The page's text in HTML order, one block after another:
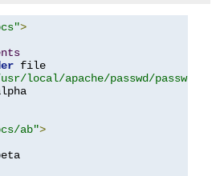
>
file
local/apache/passwd/
ab">